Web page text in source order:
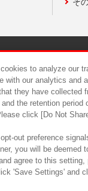
食品のご
to analyze our
with our analytics and
they have
the retention
click [Do Not
out preference
you will be
agree to this
'Save Settings' and